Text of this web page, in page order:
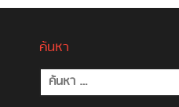
ค้นหา
ค้นหา
สำหรับ: